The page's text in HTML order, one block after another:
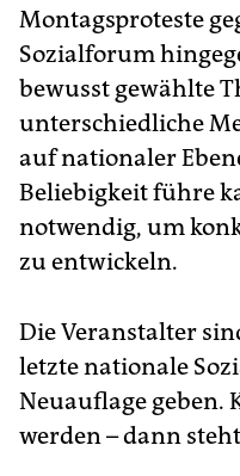
Montagsproteste
Sozialforum
bewusst gewählte
unterschiedliche
auf nationaler
Beliebigkeit führe
notwendig, um
zu entwickeln.
Die Veranstalter
letzte nationale
Neuauflage geben.
werden – dann